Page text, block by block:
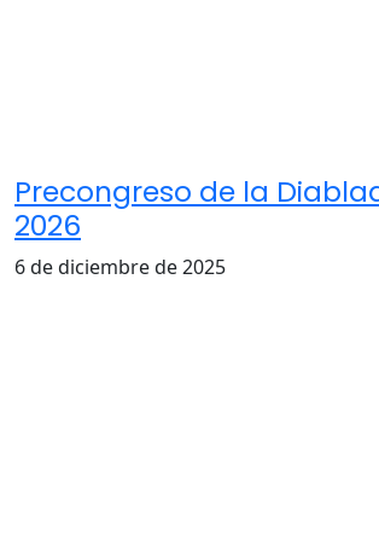
Precongreso de la
2026
6 de diciembre de 2025